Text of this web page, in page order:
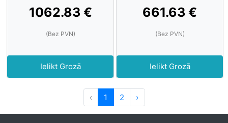
1062.83 €
(Bez PVN)
Ielikt Grozā
661.63 €
(Bez PVN)
Ielikt Grozā
‹ 1 2 ›